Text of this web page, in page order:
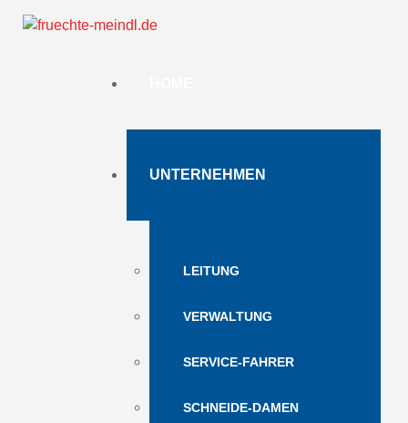
UNTERNEHMEN
LEITUNG
VERWALTUNG
SERVICE-FAHRER
SCHNEIDE-DAMEN